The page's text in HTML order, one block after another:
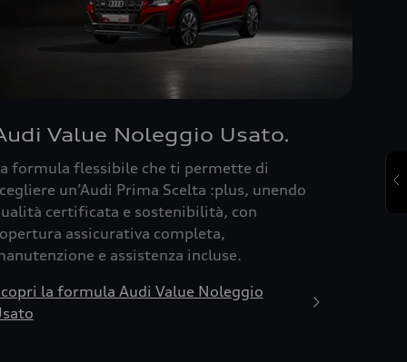
Value Noleggio Usato.
formula flessibile che ti permette di
un’Audi Prima Scelta :plus, unendo
certificata e sostenibilità, con
assicurativa completa,
e assistenza incluse.
la formula Audi Value Noleggio